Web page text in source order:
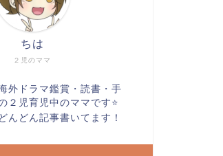
２児のママ
ちは
外ドラマ鑑賞・読書・手
２児育児中のママです⭐️
んどん記事書いてます！